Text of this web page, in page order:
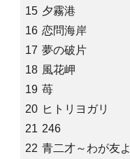
15 夕霧港
16 恋問海岸
17 夢の破片
18 風花岬
19 苺
20 ヒトリヨガリ
21 246
22 青二才～わが友よ